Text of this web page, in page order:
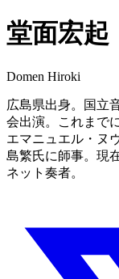
堂面宏起
Domen Hiroki
広島県出身。国立
会出演。これまで
エマニュエル・ヌ
島繁氏に師事。現
ネット奏者。